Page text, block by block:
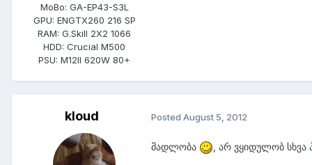
MoBo: GA-EP43-S3L
GPU: ENGTX260 216 SP
RAM: G.Skill 2X2 1066
HDD: Crucial M500
PSU: M12II 620W 80+
kloud Posted August 5, 2012
მადლობა , არ ვყიდულობ სხვა